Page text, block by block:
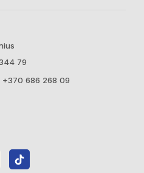
79
+370 686 268 09